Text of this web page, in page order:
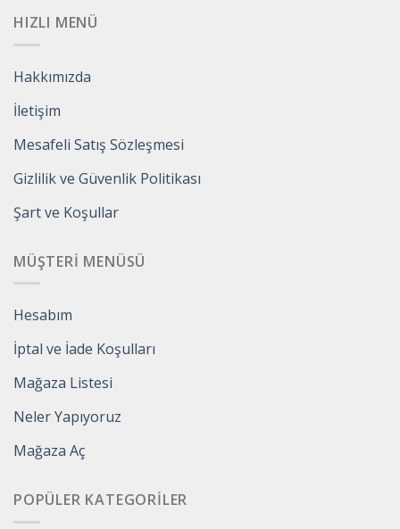
HIZLI MENÜ
Hakkımızda
İletişim
Mesafeli Satış Sözleşmesi
Gizlilik ve Güvenlik Politikası
Şart ve Koşullar
MÜŞTERI MENÜSÜ
Hesabım
İptal ve İade Koşulları
Mağaza Listesi
Neler Yapıyoruz
Mağaza Aç
POPÜLER KATEGORILER